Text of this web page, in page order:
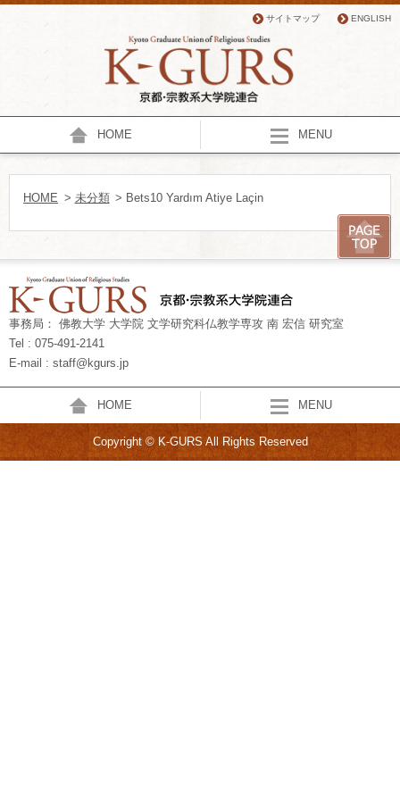
サイトマップ ENGLISH
HOME MENU
HOME > 未分類 > Bets10 Yardım Atiye Laçin
事務局： 佛教大学 大学院 文学研究科仏教学専攻 南 宏信 研究室
Tel : 075-491-2141
E-mail : staff@kgurs.jp
HOME MENU
Copyright © K-GURS All Rights Reserved